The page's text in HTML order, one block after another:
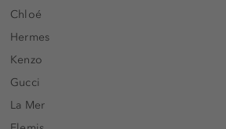
Chloé
Hermes
Kenzo
Gucci
La Mer